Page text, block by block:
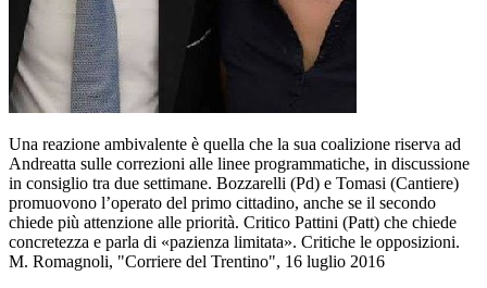
Una reazione ambivalente è quella che la sua coalizione riserva ad
Andreatta sulle correzioni alle linee programmatiche, in discussione
in consiglio tra due settimane. Bozzarelli (Pd) e Tomasi (Cantiere)
promuovono l’operato del primo cittadino, anche se il secondo
chiede più attenzione alle priorità. Critico Pattini (Patt) che chiede
concretezza e parla di «pazienza limitata». Critiche le opposizioni.
M. Romagnoli, "Corriere del Trentino", 16 luglio 2016